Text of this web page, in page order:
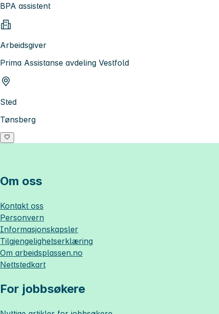
BPA assistent
Arbeidsgiver
Prima Assistanse avdeling Vestfold
Sted
Tønsberg
Om oss
Kontakt oss
Personvern
Informasjonskapsler
Tilgjengelighetserklæring
Om arbeidsplassen.no
Nettstedkart
For jobbsøkere